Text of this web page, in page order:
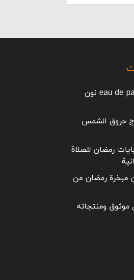
أفضل عطر eau de parfum نون
حروق الشمس
رمضان للصلاة
مبخرة رمضان من
ومنتجاته